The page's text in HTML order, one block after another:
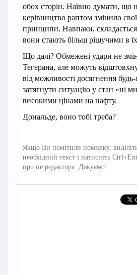
обох сторін. Наївно думати, що
керівництво раптом змінило
принципи. Навпаки,
вони стають більш рішучими в
Що далі? Обмежені удари не
Тегерана, але можуть
від можливості досягнення будь-
затягнути ситуацію у стан «ні
високими цінами на нафту.
Дональде, воно тобі треба?
Якщо Ви помітили помилку,
необхідний текст і натисніть
про це редактора. Дякуємо!